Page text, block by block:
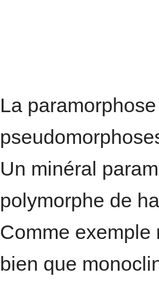
La
Un minéral
polymorphe de
Comme exemple
bien que